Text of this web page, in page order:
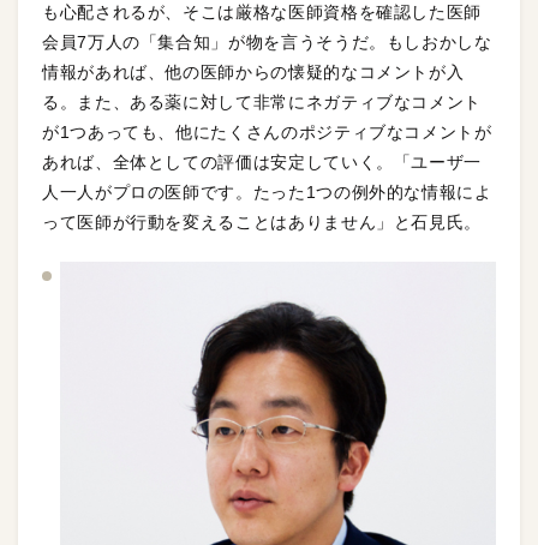
も心配されるが、そこは厳格な医師資格を確認した医師
会員7万人の「集合知」が物を言うそうだ。もしおかしな
情報があれば、他の医師からの懐疑的なコメントが入
る。また、ある薬に対して非常にネガティブなコメント
が1つあっても、他にたくさんのポジティブなコメントが
あれば、全体としての評価は安定していく。「ユーザ一
人一人がプロの医師です。たった1つの例外的な情報によ
って医師が行動を変えることはありません」と石見氏。